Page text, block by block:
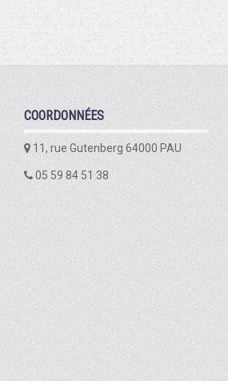
COORDONNÉES
11, rue Gutenberg 64000 PAU
05 59 84 51 38